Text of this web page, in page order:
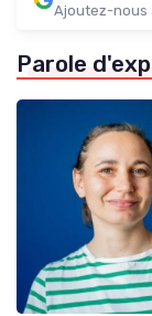
Ajoutez-nous
Parole